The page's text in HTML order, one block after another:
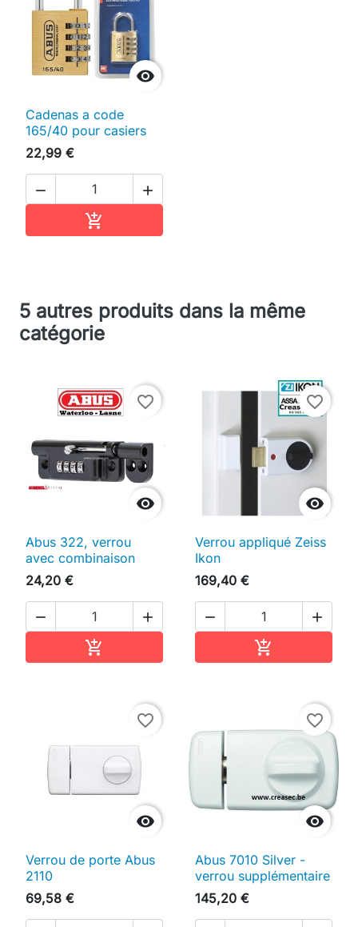

Cadenas a code
165/40 pour casiers
22,99 €
 

5 autres produits dans la même
catégorie

favorite_border
Abus 322, verrou
avec combinaison
24,20 €
 


favorite_border
Verrou appliqué Zeiss
Ikon
169,40 €
 


favorite_border
Verrou de porte Abus
2110
69,58 €

favorite_border
Abus 7010 Silver -
verrou supplémentaire
145,20 €